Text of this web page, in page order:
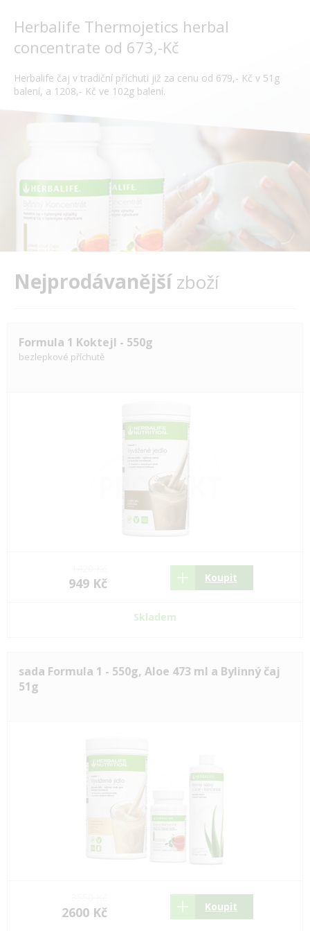
Herbalife Thermojetics herbal
concentrate od 673,-Kč
Herbalife čaj v tradiční příchuti již za cenu od 679,- Kč v 51g
balení, a 1208,- Kč ve 102g balení.
Nejprodávanějšízboží
Formula 1 Koktejl - 550g
bezlepkové příchutě
949 Kč Koupit
Skladem
sada Formula 1 - 550g, Aloe 473 ml a Bylinný čaj
51g
2600 Kč Koupit